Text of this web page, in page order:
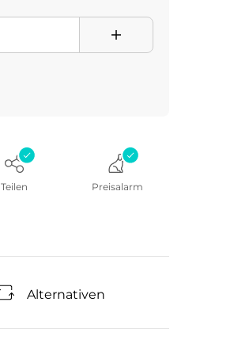
Teilen Preisalarm
Alternativen